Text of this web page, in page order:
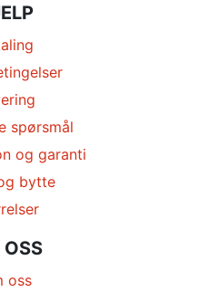
spørsmål
og garanti
bytte
oss